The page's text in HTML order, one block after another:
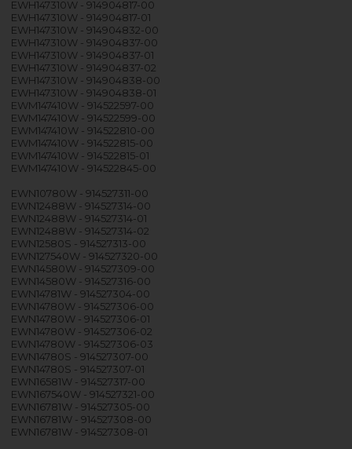
EWH147310W - 914904817-00
EWH147310W - 914904817-01
EWH147310W - 914904832-00
EWH147310W - 914904837-00
EWH147310W - 914904837-01
EWH147310W - 914904837-02
EWH147310W - 914904838-00
EWH147310W - 914904838-01
EWM147410W - 914522597-00
EWM147410W - 914522599-00
EWM147410W - 914522810-00
EWM147410W - 914522815-00
EWM147410W - 914522815-01
EWM147410W - 914522845-00
EWN10780W - 914527311-00
EWN12488W - 914527314-00
EWN12488W - 914527314-01
EWN12488W - 914527314-02
EWN12580S - 914527313-00
EWN127540W - 914527320-00
EWN14580W - 914527309-00
EWN14580W - 914527316-00
EWN14781W - 914527304-00
EWN14780W - 914527306-00
EWN14780W - 914527306-01
EWN14780W - 914527306-02
EWN14780W - 914527306-03
EWN14780S - 914527307-00
EWN14780S - 914527307-01
EWN16581W - 914527317-00
EWN167540W - 914527321-00
EWN16781W - 914527305-00
EWN16781W - 914527308-00
EWN16781W - 914527308-01